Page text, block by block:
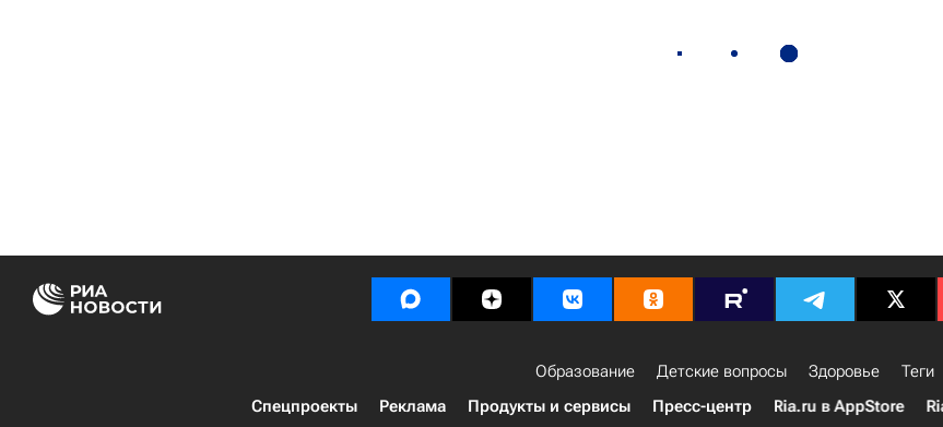
Образование Детские вопросы Здоровье
Теги
Спецпроекты
Реклама Продукты и сервисы Пресс-центр Ria.ru в AppStore